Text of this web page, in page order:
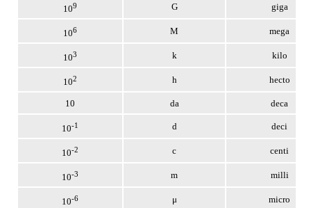
109 G giga
106 M mega
103 k kilo
102 h hecto
10 da deca
10-1 d deci
10-2 c centi
10-3 m milli
10-6 μ micro